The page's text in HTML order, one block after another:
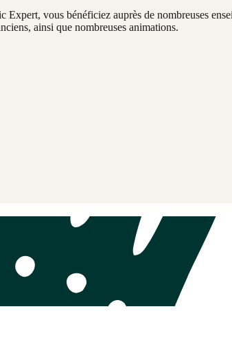
Expert, vous bénéficiez auprès de nombreuses
ainsi que nombreuses animations.